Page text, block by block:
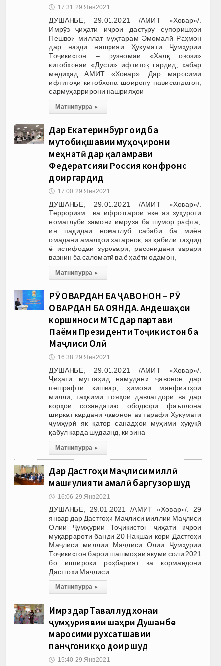
🕔 17:31, 29.Янв 2021
ДУШАНБЕ, 29.01.2021 /АМИТ «Ховар»/.
Имрӯз ҷиҳати иҷрои дастуру супоришҳои
Пешвои миллат муҳтарам Эмомалӣ Раҳмон
дар назди нашрияи Ҳукумати Ҷумҳурии
Тоҷикистон – рӯзномаи «Халқ овози»
китобхонаи «Дӯстӣ» ифтитоҳ гардид, хабар
медиҳад АМИТ «Ховар». Дар маросими
ифтитоҳи китобхона шоирону нависандагон,
сармуҳаррирони нашрияҳои
Матни пурра ▸
Дар Екатеринбург оид ба
мутобиқшавии муҳоҷирони
меҳнатӣ дар қаламрави
Федератсияи Россия конфронс
доир гардид
🕔 17:00, 29.Янв 2021
ДУШАНБЕ, 29.01.2021 /АМИТ «Ховар»/.
Терроризм ва ифротгароӣ яке аз зуҳуроти
номатлуби замони имрӯза ба шумор рафта,
ин падидаи номатлуб сабаби ба миён
омадани амалҳои хатарнок, аз қабили таҳдид
ё истифодаи зӯроварӣ, расонидани зарари
вазнин ба саломатӣ ва ё ҳаёти одамон,
Матни пурра ▸
РӮ ОВАРДАН БА ҶАВОНОН – РӮ
ОВАРДАН БА ОЯНДА. Андешаҳои
коршиноси МТС дар партави
Паёми Президенти Тоҷикистон ба
Маҷлиси Олӣ
🕔 16:38, 29.Янв 2021
ДУШАНБЕ, 29.01.2021 /АМИТ «Ховар»/.
Ҷиҳати муттаҳид намудани ҷавонон дар
пешрафти кишвар, ҳимояи манфиатҳои
миллӣ, таҳкими пояҳои давлатдорӣ ва дар
корҳои созандагию ободкорӣ фаъолона
ширкат кардани ҷавонон аз тарафи Ҳукумати
ҷумҳурӣ як қатор санадҳои муҳими ҳуқуқӣ
қабул карда шудаанд, ки зина
Матни пурра ▸
Дар Дастгоҳи Маҷлиси миллӣ
машғулияти амалӣ баргузор шуд
🕔 16:06, 29.Янв 2021
ДУШАНБЕ, 29.01.2021 /АМИТ «Ховар»/. 29
январ дар Дастгоҳи Маҷлиси миллии Маҷлиси
Олии Ҷумҳурии Тоҷикистон ҷиҳати иҷрои
муқаррароти банди 20 Нақшаи кори Дастгоҳи
Маҷлиси миллии Маҷлиси Олии Ҷумҳурии
Тоҷикистон барои шашмоҳаи якуми соли 2021
бо иштироки роҳбарият ва кормандони
Дастгоҳи Маҷлиси
Матни пурра ▸
Имрӯз дар Таваллудхонаи
ҷумҳуриявии шаҳри Душанбе
маросими рухсатшавии
панҷгоникҳо доир шуд
🕔 15:40, 29.Янв 2021